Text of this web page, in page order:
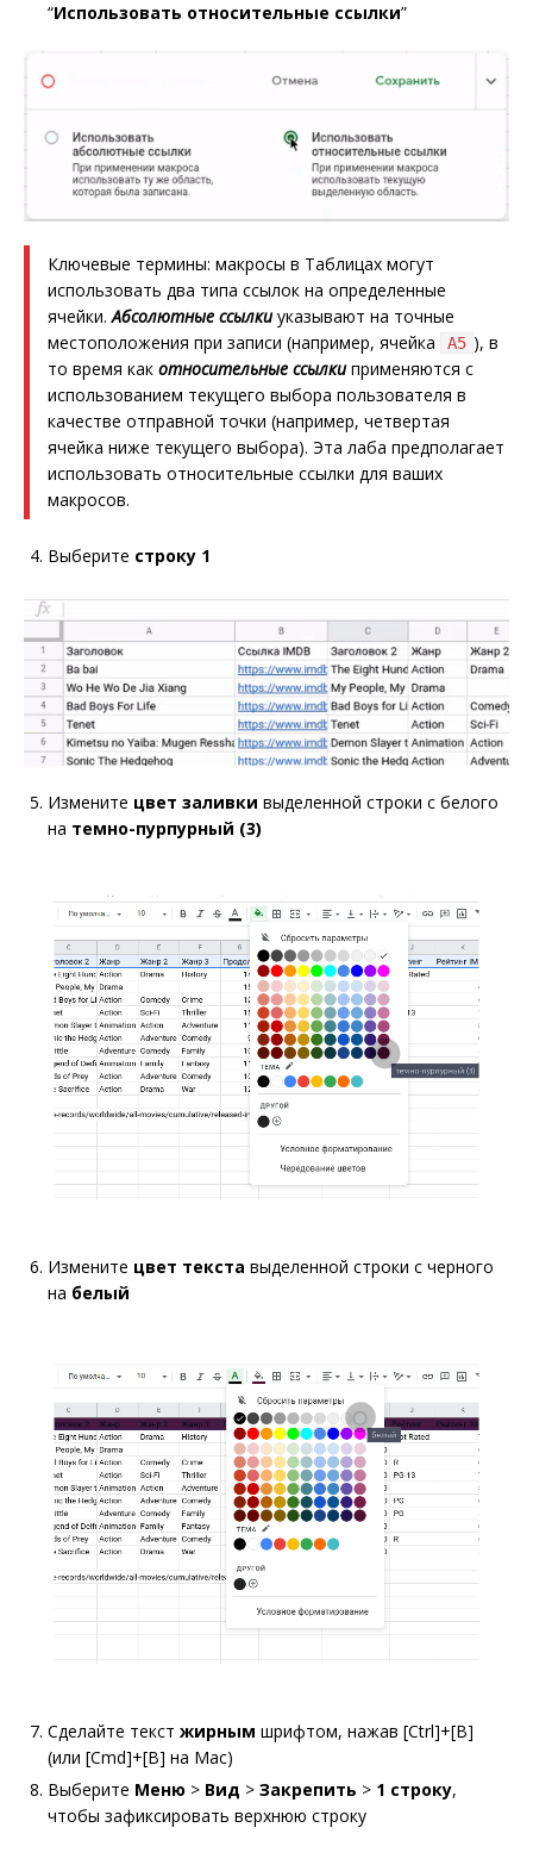
“Использовать относительные ссылки”
Ключевые термины: макросы в Таблицах могут
использовать два типа ссылок на определенные
ячейки.Абсолютные ссылкиуказывают на точные
местоположения при записи (например, ячейка
A5 ), в
то время как относительные ссылкиприменяются с
использованием текущего выбора пользователя в
качестве отправной точки (например, четвертая
ячейка ниже текущего выбора). Эта лаба предполагает
использовать относительные ссылки для ваших
макросов.
Выберите строку 1
Измените цвет заливки выделенной строки с белого
на темно-пурпурный (3)
Измените цвет текста выделенной строки с черного
на белый
Сделайте текст жирным шрифтом, нажав [Ctrl]+[B]
(или [Cmd]+[B] на Mac)
Выберите Меню > Вид > Закрепить > 1 строку,
чтобы зафиксировать верхнюю строку